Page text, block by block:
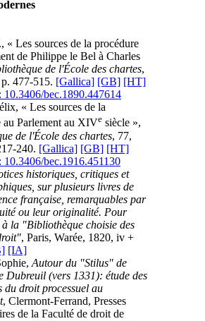
« Les sources de la procédure
de Philippe le Bel à Charles
de l'École des chartes,
477-515. [Gallica] [GB] [HT]
bec.1890.447614
« Les sources de la
au Parlement au XIVe siècle »,
de l'École des chartes, 77,
240. [Gallica] [GB] [HT]
bec.1916.451130
historiques, critiques et
sur plusieurs livres de
française, remarquables par
ou leur originalité. Pour
à la "Bibliothèque choisie des
, Paris, Warée, 1820, iv +
[IA]
Autour du "Stilus" de
Dubreuil (vers 1331): étude des
du droit processuel au
, Clermont-Ferrand, Presses
de la Faculté de droit de